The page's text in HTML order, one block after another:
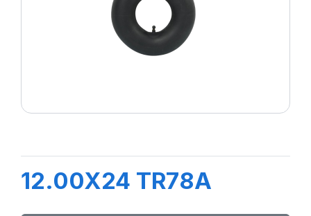
12.00X24 TR78A